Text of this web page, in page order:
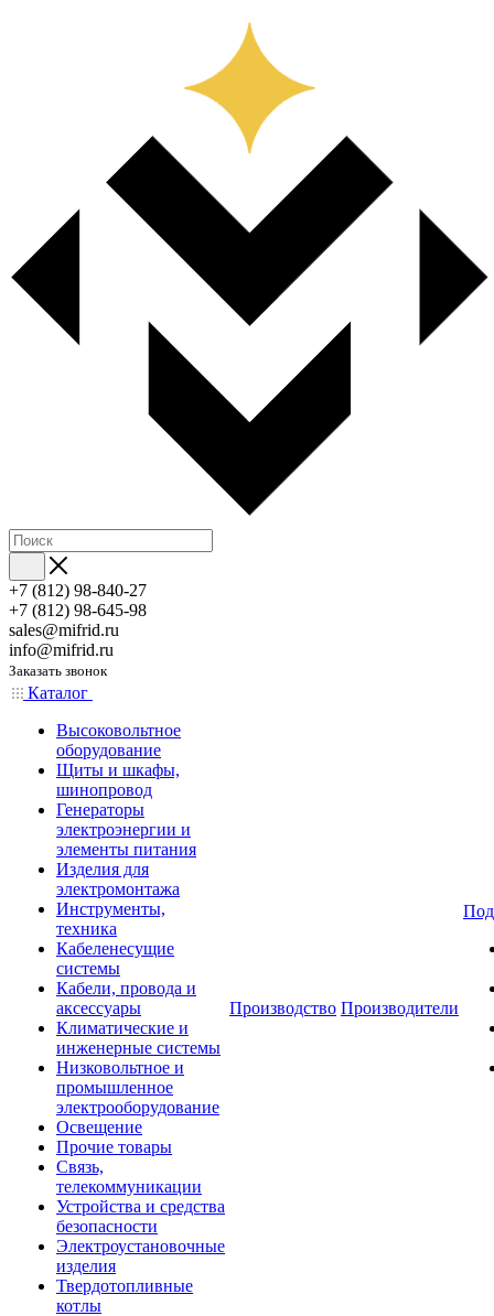
+7 (812) 98-840-27
+7 (812) 98-645-98
sales@mifrid.ru
info@mifrid.ru
Заказать звонок
Каталог
Высоковольтное
оборудование
Щиты и шкафы,
шинопровод
Генераторы
электроэнергии и
элементы питания
Изделия для
электромонтажа
Инструменты,
техника
Кабеленесущие
системы
Кабели, провода и
аксессуары
Климатические и
инженерные системы
Низковольтное и
промышленное
электрооборудование
Освещение
Прочие товары
Связь,
телекоммуникации
Устройства и средства
безопасности
Электроустановочные
изделия
Твердотопливные
котлы
Производство Производители